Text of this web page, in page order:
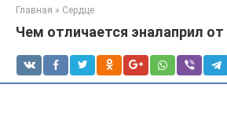
Главная » Сердце
Чем отличается эналаприл